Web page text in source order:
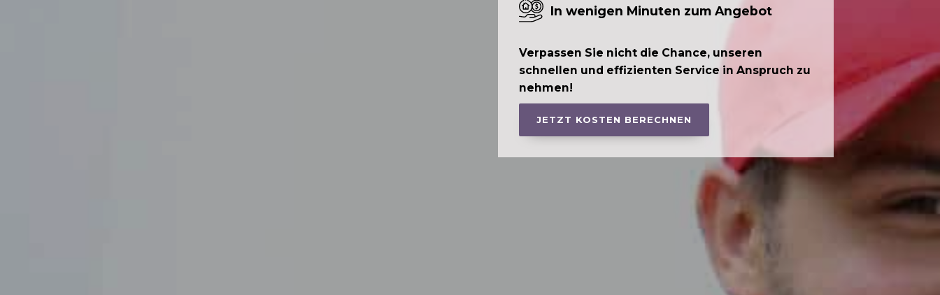
In wenigen Minuten zum Angebot
Verpassen Sie nicht die Chance, unseren
schnellen und effizienten Service in Anspruch zu
nehmen!
JETZT KOSTEN BERECHNEN